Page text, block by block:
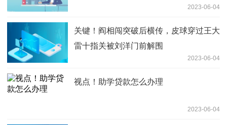
2023-06-04
关键！阎相闯突破后横传，皮球穿过王大
雷十指关被刘洋门前解围
2023-06-04
视点！助学贷款怎么办理
2023-06-04